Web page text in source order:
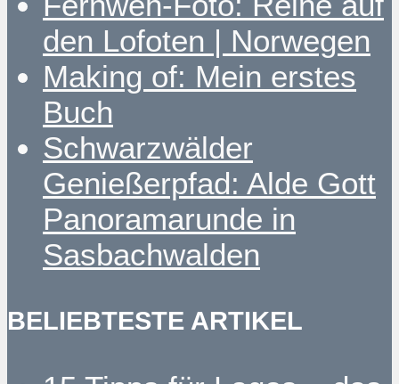
den Lofoten | Norwegen
Making of: Mein erstes
Buch
Schwarzwälder
Genießerpfad: Alde Gott
Panoramarunde in
Sasbachwalden
BELIEBTESTE ARTIKEL